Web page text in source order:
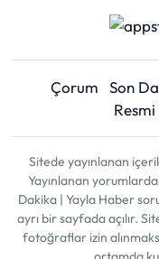
Çorum Son
Sitede yayınlanan
Yayınlanan
Dakika | Yayla Haber
ayrı bir sayfada açılır.
fotoğraflar izin